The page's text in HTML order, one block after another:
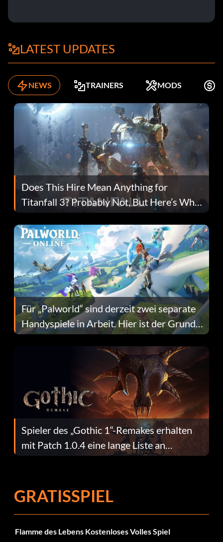
LATEST UPDATES
NEWS TRAINERS MODS
Does This Hire Mean Anything for
Titanfall 3? Probably Not, But Here’s Why
Fans Are Hopeful
Für „Palworld“ sind derzeit zwei separate
Handyspiele in Arbeit. Hier ist der Grund
dafür.
Spieler des „Gothic 1“-Remakes erhalten
mit Patch 1.0.4 eine lange Liste an
Fehlerbehebungen
GRATISSPIEL
Flamme des Lebens Kostenloses Volles Spiel